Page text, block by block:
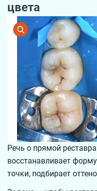
цвета
Речь о прямой
восстанавливает
точки, подбирает